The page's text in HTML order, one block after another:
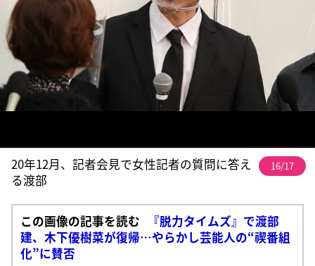
20年12月、記者会見で女性記者の質問に答え
る渡部
16/17
この画像の記事を読む
『脱力タイムズ』で渡部
建、木下優樹菜が復帰…やらかし芸能人の“禊番組
化”に賛否